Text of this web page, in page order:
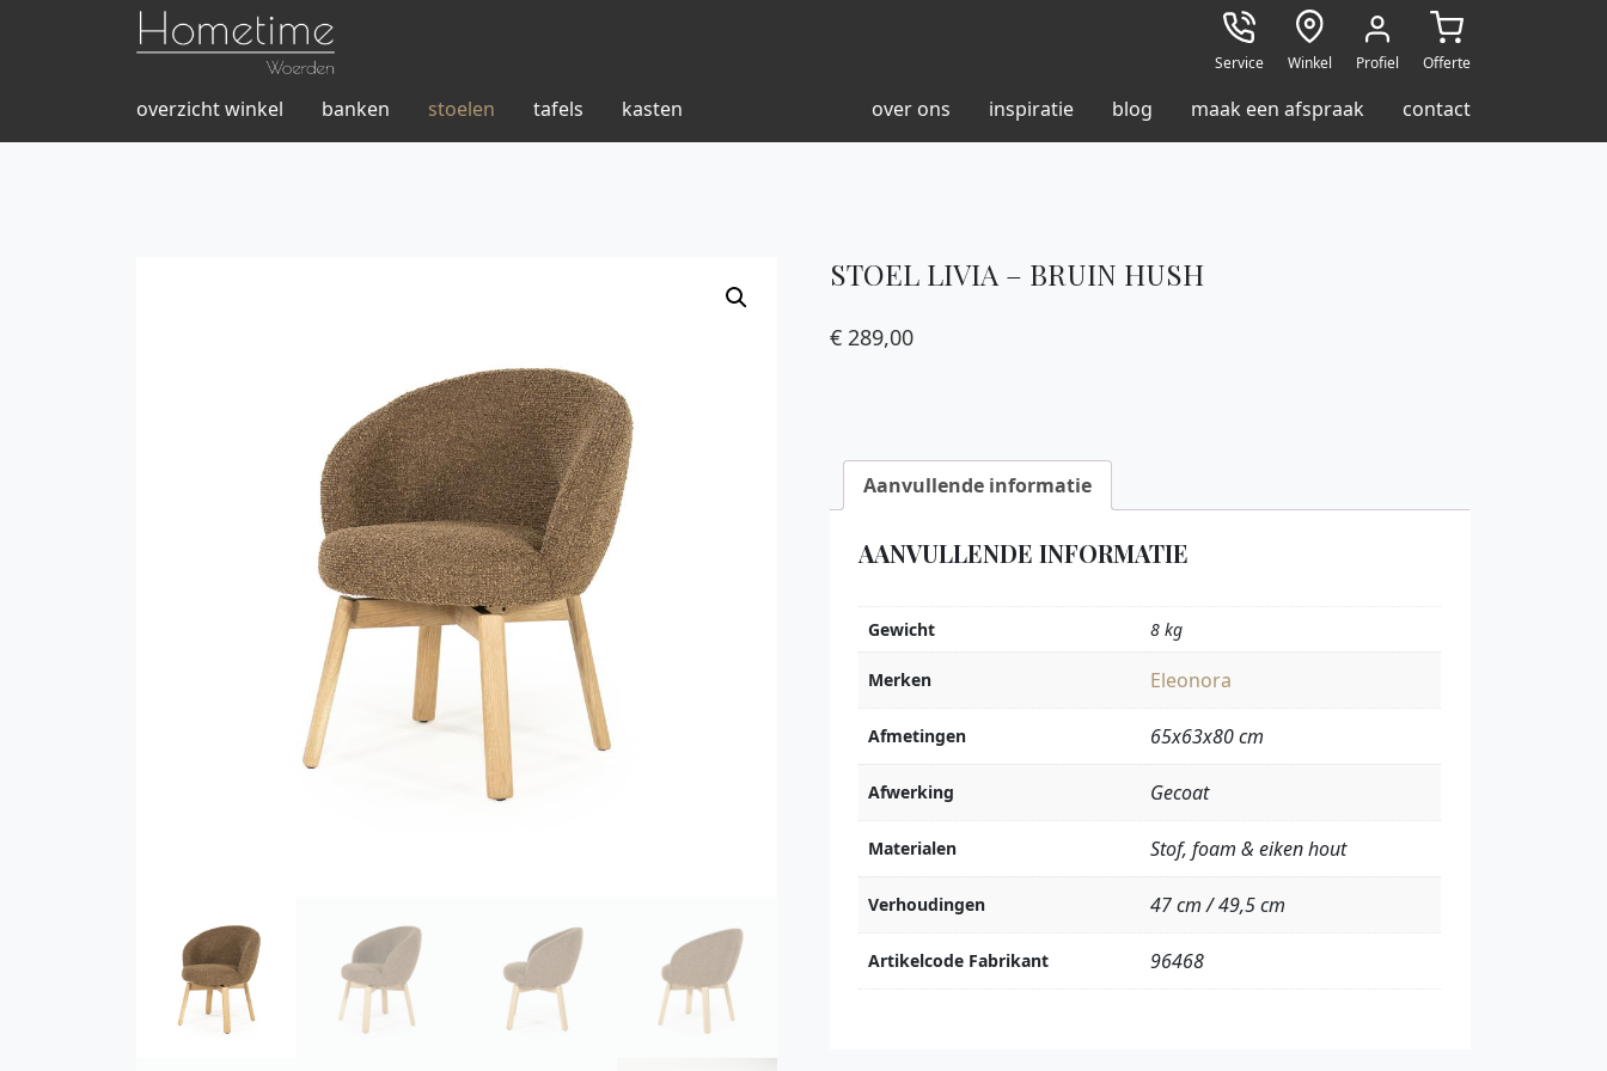
Service Winkel Profiel Offerte
overzicht winkel banken stoelen tafels kasten over ons inspiratie blog maak een afspraak contact
STOEL LIVIA – BRUIN HUSH
€ 289,00
Aanvullende informatie
AANVULLENDE INFORMATIE
Gewicht 8 kg
Merken Eleonora
Afmetingen 65x63x80 cm
Afwerking Gecoat
Materialen Stof, foam & eiken hout
Verhoudingen 47 cm / 49,5 cm
Artikelcode Fabrikant 96468